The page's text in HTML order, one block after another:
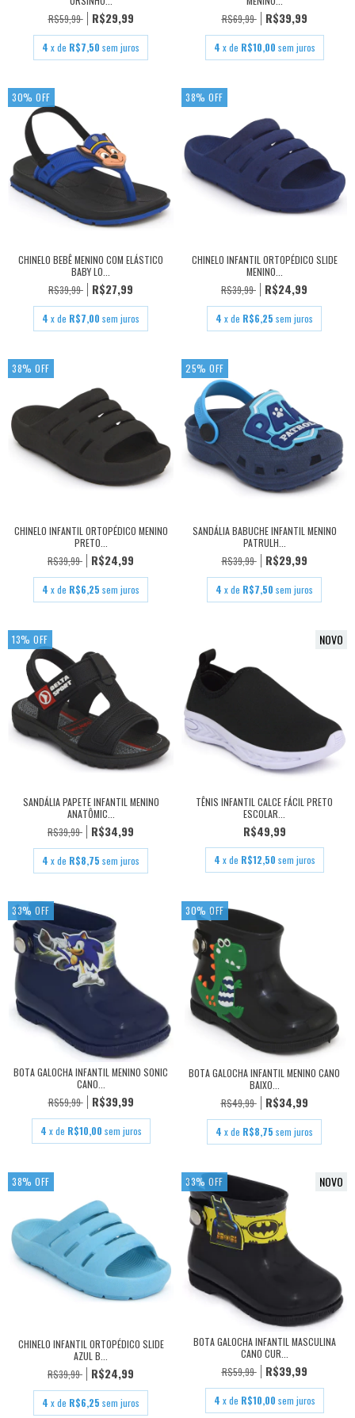
R$59,99
R$29,99
4 x de R$7,50 sem juros
R$69,99
R$39,99
4 x de R$10,00 sem juros
30% OFF
CHINELO BEBÊ MENINO COM ELÁSTICO
BABY LO...
R$39,99
R$27,99
4 x de R$7,00 sem juros
38% OFF
CHINELO INFANTIL ORTOPÉDICO SLIDE
MENINO...
R$39,99
R$24,99
4 x de R$6,25 sem juros
38% OFF
CHINELO INFANTIL ORTOPÉDICO MENINO
PRETO...
R$39,99
R$24,99
4 x de R$6,25 sem juros
25% OFF
SANDÁLIA BABUCHE INFANTIL MENINO
PATRULH...
R$39,99
R$29,99
4 x de R$7,50 sem juros
13% OFF
SANDÁLIA PAPETE INFANTIL MENINO
ANATÔMIC...
R$39,99
R$34,99
4 x de R$8,75 sem juros
NOVO
TÊNIS INFANTIL CALCE FÁCIL PRETO
ESCOLAR...
R$49,99
4 x de R$12,50 sem juros
33% OFF
BOTA GALOCHA INFANTIL MENINO SONIC
CANO...
R$59,99
R$39,99
4 x de R$10,00 sem juros
30% OFF
BOTA GALOCHA INFANTIL MENINO CANO
BAIXO...
R$49,99
R$34,99
4 x de R$8,75 sem juros
38% OFF
CHINELO INFANTIL ORTOPÉDICO SLIDE
AZUL B...
R$39,99
R$24,99
4 x de R$6,25 sem juros
33% OFF NOVO
BOTA GALOCHA INFANTIL MASCULINA
CANO CUR...
R$59,99
R$39,99
4 x de R$10,00 sem juros